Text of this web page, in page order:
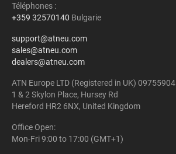
Téléphones :
+359 32570140 Bulgarie
support@atneu.com
sales@atneu.com
dealers@atneu.com
ATN Europe LTD (Registered in UK) 09755904
1 & 2 Skylon Place, Hursey Rd
Hereford HR2 6NX, United Kingdom
Office Open:
Mon-Fri 9:00 to 17:00 (GMT+1)